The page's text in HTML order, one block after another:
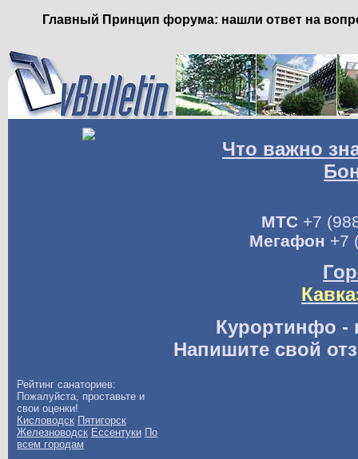
Главный Принцип форума: нашли ответ на
Что важно
МТС+7
Мегафон +7
Курортинфо -
Напишите свой
Рейтинг санаториев:
Пожалуйста, проставьте и
свои оценки!
Кисловодск Пятигорск
Железноводск Ессентуки По
всем городам